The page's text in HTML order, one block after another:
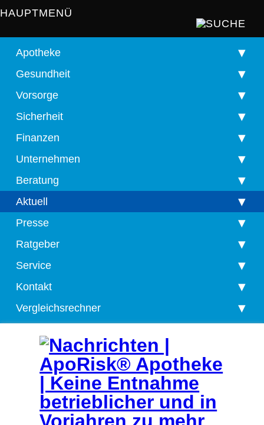
HAUPTMENÜ
Apotheke
Gesundheit
Vorsorge
Sicherheit
Finanzen
Unternehmen
Beratung
Aktuell
Presse
Ratgeber
Service
Kontakt
Vergleichsrechner